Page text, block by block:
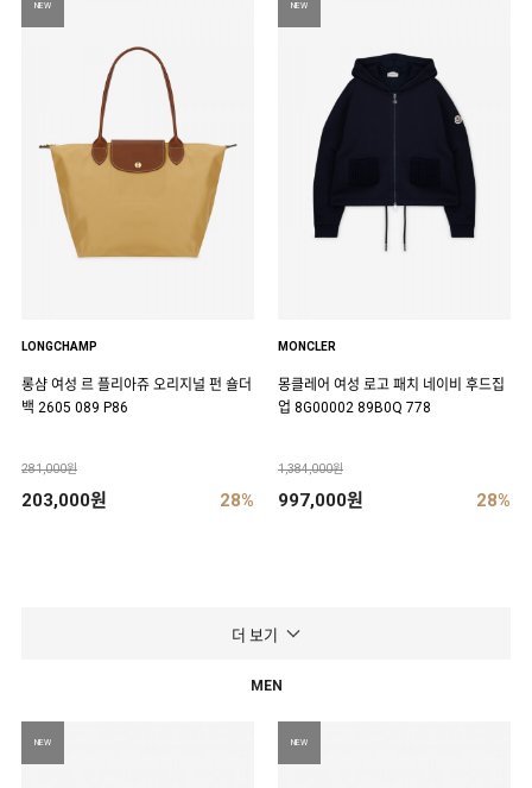
NEW
LONGCHAMP
롱샴 여성 르 플리아쥬 오리지널 펀 숄더
백 2605 089 P86
281,000원
203,000원 28%
NEW
MONCLER
몽클레어 여성 로고 패치 네이비 후드집
업 8G00002 89B0Q 778
1,384,000원
997,000원 28%
더 보기
MEN
NEW NEW